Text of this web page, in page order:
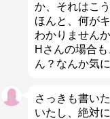
か、それはこ
ほんと、何が
わかりませんか
Hさんの場合
ん？なんか気
さっきも書い
いたし、絶対